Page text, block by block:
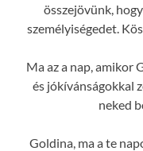
összejövünk,
személyiségedet.
Ma az a nap, amikor
és jókívánságokkal
neked
Goldina, ma a te